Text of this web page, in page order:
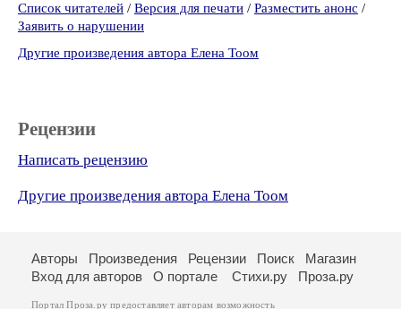
Список читателей / Версия для печати / Разместить анонс /
Заявить о нарушении
Другие произведения автора Елена Тоом
Рецензии
Написать рецензию
Другие произведения автора Елена Тоом
Авторы Произведения Рецензии Поиск
Магазин
Вход для авторов
О портале Стихи.ру Проза.ру
Портал Проза.ру предоставляет авторам возможность